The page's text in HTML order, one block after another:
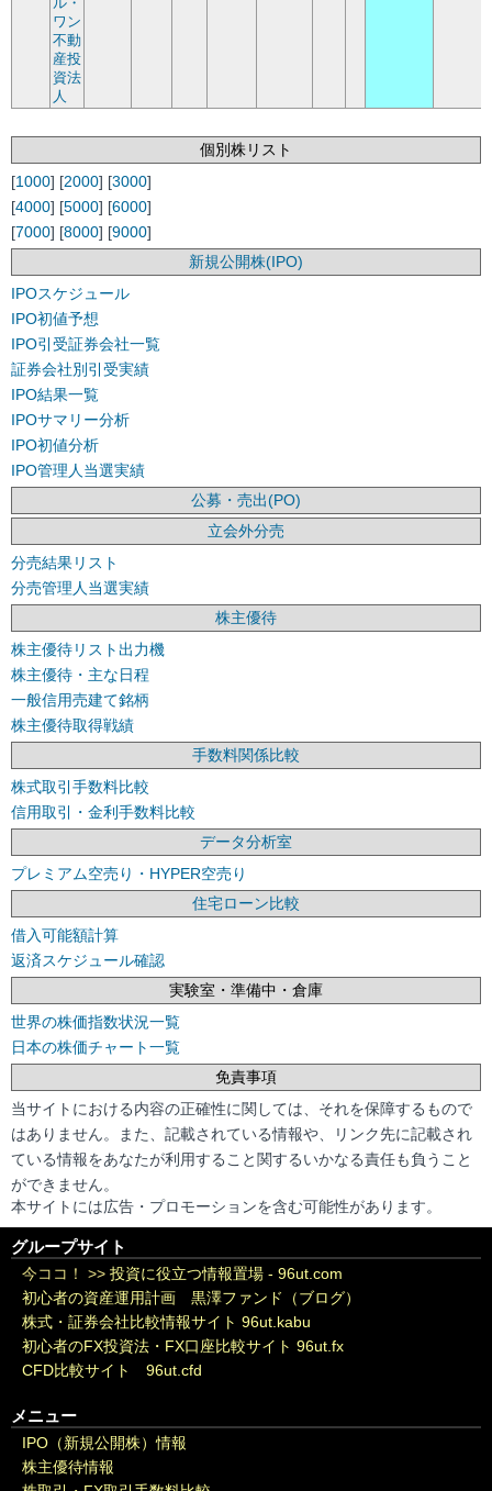
ワン
不動
産投
資法
人
個別株リスト
[1000] [2000] [3000]
[4000] [5000] [6000]
[7000] [8000] [9000]
新規公開株(IPO)
IPOスケジュール
IPO初値予想
IPO引受証券会社一覧
証券会社別引受実績
IPO結果一覧
IPOサマリー分析
IPO初値分析
IPO管理人当選実績
公募・売出(PO)
立会外分売
分売結果リスト
分売管理人当選実績
株主優待
株主優待リスト出力機
株主優待・主な日程
一般信用売建て銘柄
株主優待取得戦績
手数料関係比較
株式取引手数料比較
信用取引・金利手数料比較
データ分析室
プレミアム空売り・HYPER空売り
住宅ローン比較
借入可能額計算
返済スケジュール確認
実験室・準備中・倉庫
世界の株価指数状況一覧
日本の株価チャート一覧
免責事項
当サイトにおける内容の正確性に関しては、それを保障するもので
はありません。また、記載されている情報や、リンク先に記載され
ている情報をあなたが利用すること関するいかなる責任も負うこと
ができません。
本サイトには広告・プロモーションを含む可能性があります。
グループサイト
今ココ！ >> 投資に役立つ情報置場 - 96ut.com
初心者の資産運用計画 黒澤ファンド（ブログ）
株式・証券会社比較情報サイト 96ut.kabu
初心者のFX投資法・FX口座比較サイト 96ut.fx
CFD比較サイト 96ut.cfd
メニュー
IPO（新規公開株）情報
株主優待情報